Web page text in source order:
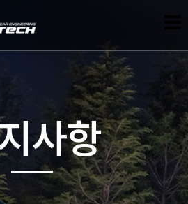
사항